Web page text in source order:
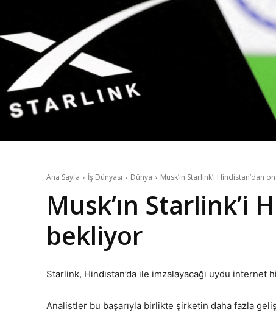
Ana Sayfa İş Dünyası Dünya Musk’ın Starlink’i Hindistan’dan
Musk’ın Starlink’i
bekliyor
Starlink, Hindistan’da ile imzalayacağı uydu internet
Analistler bu başarıyla birlikte şirketin daha fazla